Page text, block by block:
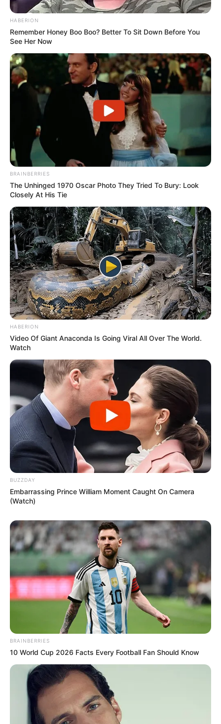
HABERION
Remember Honey Boo Boo? Better To Sit Down Before You
See Her Now
BRAINBERRIES
The Unhinged 1970 Oscar Photo They Tried To Bury: Look
Closely At His Tie
HABERION
Video Of Giant Anaconda Is Going Viral All Over The World.
Watch
BUZZDAY
Embarrassing Prince William Moment Caught On Camera
(Watch)
BRAINBERRIES
10 World Cup 2026 Facts Every Football Fan Should Know